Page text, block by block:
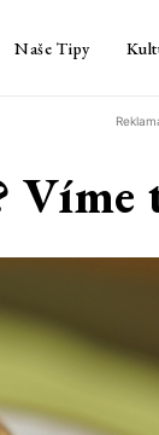
Naše Tipy
Víme